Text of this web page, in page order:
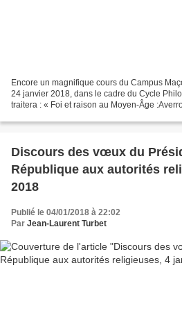
Encore un magnifique cours du Campus
24 janvier 2018, dans le cadre du Cycle
traitera : « Foi et raison au Moyen-Âge
Discours des vœux du
République aux autorités
2018
Publié le 04/01/2018 à 22:02
Par Jean-Laurent Turbet